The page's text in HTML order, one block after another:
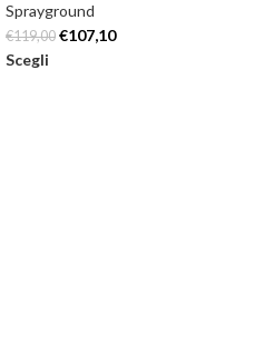
Sprayground
€119,00 €107,10
Scegli